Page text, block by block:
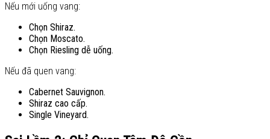
Nếu mới uống vang:
Chọn Shiraz.
Chọn Moscato.
Chọn Riesling dễ uống.
Nếu đã quen vang:
Cabernet Sauvignon.
Shiraz cao cấp.
Single Vineyard.